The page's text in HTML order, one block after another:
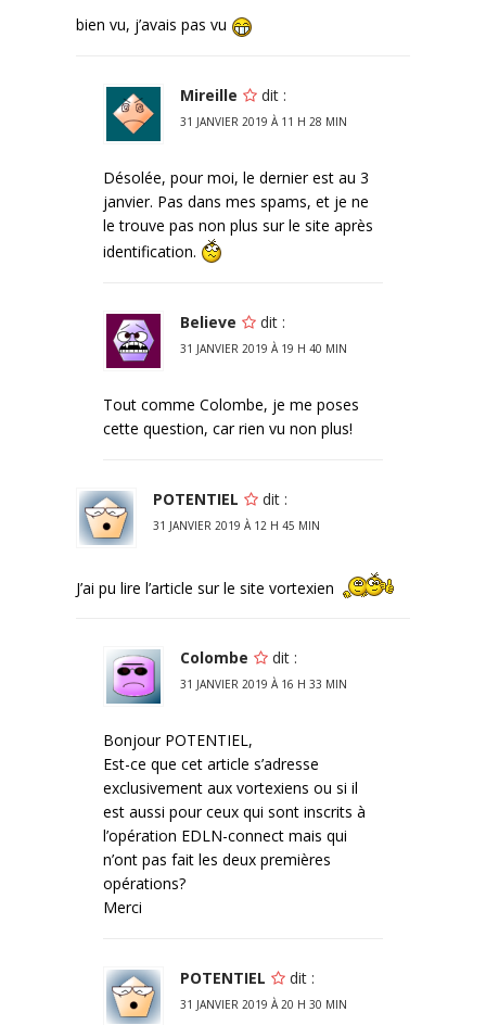
bien vu, j’avais pas vu
Mireille dit :
31 JANVIER 2019 À 11 H 28 MIN
Désolée, pour moi, le dernier est au 3
janvier. Pas dans mes spams, et je ne
le trouve pas non plus sur le site après
identification.
Believe dit :
31 JANVIER 2019 À 19 H 40 MIN
Tout comme Colombe, je me poses
cette question, car rien vu non plus!
POTENTIEL dit :
31 JANVIER 2019 À 12 H 45 MIN
J’ai pu lire l’article sur le site vortexien
Colombe dit :
31 JANVIER 2019 À 16 H 33 MIN
Bonjour POTENTIEL,
Est-ce que cet article s’adresse
exclusivement aux vortexiens ou si il
est aussi pour ceux qui sont inscrits à
l’opération EDLN-connect mais qui
n’ont pas fait les deux premières
opérations?
Merci
POTENTIEL dit :
31 JANVIER 2019 À 20 H 30 MIN